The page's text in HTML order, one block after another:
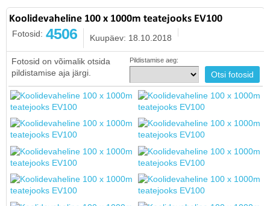
Koolidevaheline 100 x 1000m teatejooks EV100
Fotosid: 4506 Kuupäev: 18.10.2018
Fotosid on võimalik otsida
pildistamise aja järgi.
Pildistamise aeg: